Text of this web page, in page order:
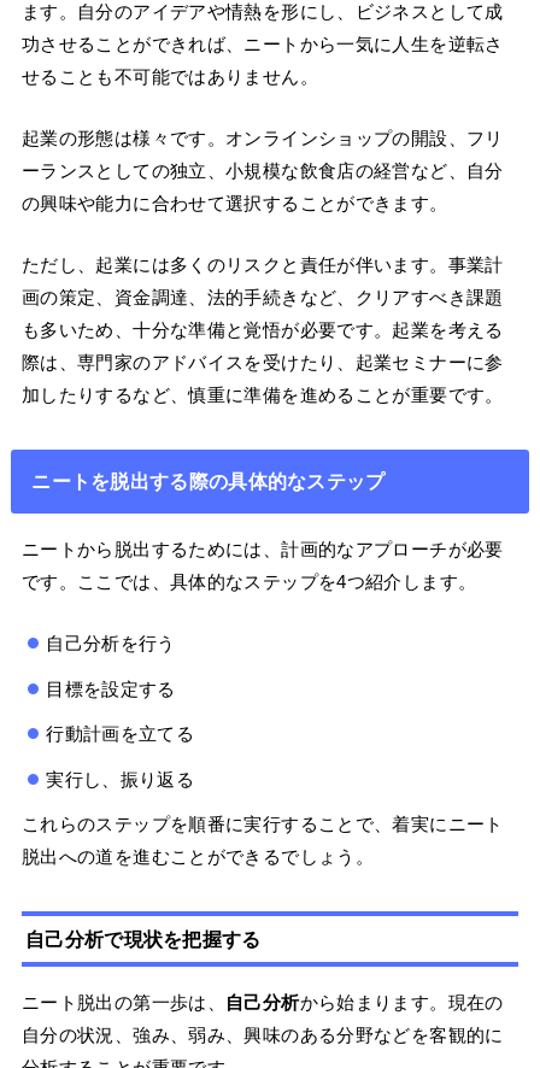
ます。自分のアイデアや情熱を形にし、ビジネスとして成
功させることができれば、ニートから一気に人生を逆転さ
せることも不可能ではありません。
起業の形態は様々です。オンラインショップの開設、フリ
ーランスとしての独立、小規模な飲食店の経営など、自分
の興味や能力に合わせて選択することができます。
ただし、起業には多くのリスクと責任が伴います。事業計
画の策定、資金調達、法的手続きなど、クリアすべき課題
も多いため、十分な準備と覚悟が必要です。起業を考える
際は、専門家のアドバイスを受けたり、起業セミナーに参
加したりするなど、慎重に準備を進めることが重要です。
ニートを脱出する際の具体的なステップ
ニートから脱出するためには、計画的なアプローチが必要
です。ここでは、具体的なステップを4つ紹介します。
自己分析を行う
目標を設定する
行動計画を立てる
実行し、振り返る
これらのステップを順番に実行することで、着実にニート
脱出への道を進むことができるでしょう。
自己分析で現状を把握する
ニート脱出の第一歩は、 自己分析から始まります。現在の
自分の状況、強み、弱み、興味のある分野などを客観的に